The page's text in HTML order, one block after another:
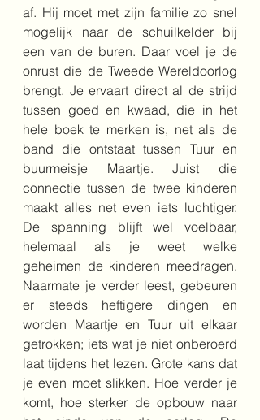
af. Hij moet met zijn familie zo snel
mogelijk naar de schuilkelder bij
een van de buren. Daar voel je de
onrust die de Tweede Wereldoorlog
brengt. Je ervaart direct al de strijd
tussen goed en kwaad, die in het
hele boek te merken is, net als de
band die ontstaat tussen Tuur en
buurmeisje Maartje. Juist die
connectie tussen de twee kinderen
maakt alles net even iets luchtiger.
De spanning blijft wel voelbaar,
helemaal als je weet welke
geheimen de kinderen meedragen.
Naarmate je verder leest, gebeuren
er steeds heftigere dingen en
worden Maartje en Tuur uit elkaar
getrokken; iets wat je niet onberoerd
laat tijdens het lezen. Grote kans dat
je even moet slikken. Hoe verder je
komt, hoe sterker de opbouw naar